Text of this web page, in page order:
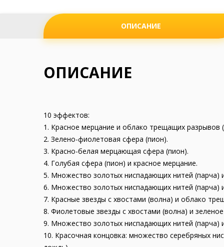
ОПИСАНИЕ
ОПИСАНИЕ
10 эффектов:
1. Красное мерцание и облако трещащих
2. Зелено-фиолетовая сфера (пион).
3. Красно-белая мерцающая сфера (пион).
4. Голубая сфера (пион) и красное мерцание.
5. Множество золотых ниспадающих нитей (парча)
6. Множество золотых ниспадающих нитей (парча)
7. Красные звезды с хвостами (волна) и облако
8. Фиолетовые звезды с хвостами (волна) и
9. Множество золотых ниспадающих нитей (парча)
10. Красочная концовка: множество серебряных